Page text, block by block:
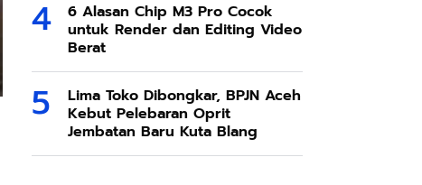
6 Alasan Chip M3 Pro Cocok
untuk Render dan Editing Video
Berat
Lima Toko Dibongkar, BPJN Aceh
Kebut Pelebaran Oprit
Jembatan Baru Kuta Blang